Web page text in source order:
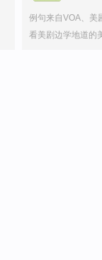
例句来自VOA、美
看美剧边学地道的